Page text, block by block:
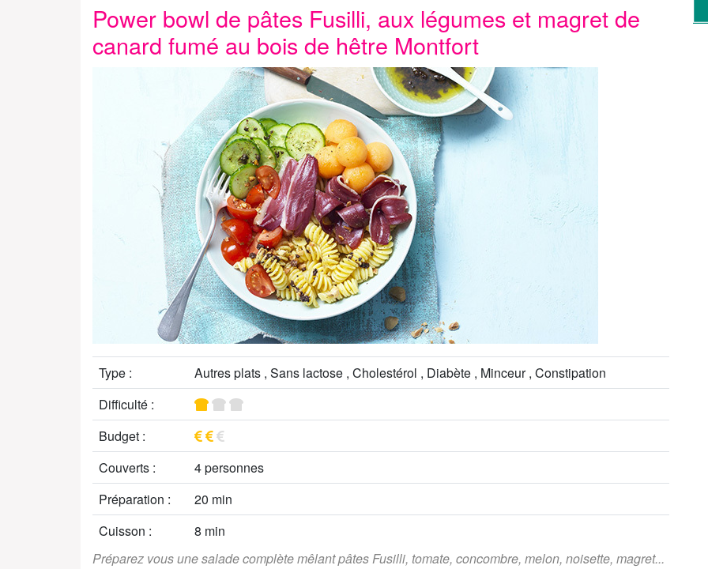
Power bowl de pâtes Fusilli, aux légumes et magret de
canard fumé au bois de hêtre Montfort
Type :
Autres plats , Sans lactose , Cholestérol , Diabète , Minceur , Constipation
Difficulté :
Budget :
Couverts :
4 personnes
Préparation :
20 min
Cuisson :
8 min
Préparez vous une salade complète mêlant pâtes Fusilli, tomate, concombre, melon, noisette, magret...